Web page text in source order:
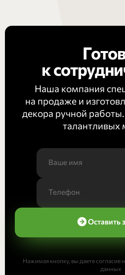
к
Наша компания
на продаже и
декора ручной
талантливых
Оставить
Нажимая кнопку, вы даете согласие
данных